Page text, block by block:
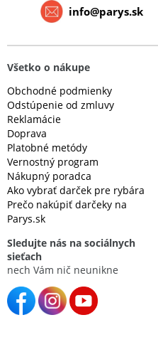
info@parys.sk
Všetko o nákupe
Obchodné podmienky
Odstúpenie od zmluvy
Reklamácie
Doprava
Platobné metódy
Vernostný program
Nákupný poradca
Ako vybrať darček pre rybára
Prečo nakúpiť darčeky na
Parys.sk
Sledujte nás na sociálnych
sieťach
nech Vám nič neunikne